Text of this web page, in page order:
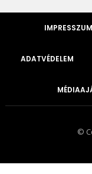
IMPRESSZUM
ADATVÉDELEM
©